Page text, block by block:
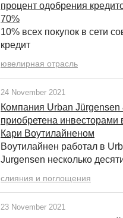
процент одобрения
70%
10% всех покупок в сети
кредит
ювелирная отрасль
24 November 2021
Компания Urban Jürgensen
приобретена инвесторами
Кари Воутилайненом
Воутилайнен работал в
Jurgensen несколько
слияния и поглощения
23 November 2021